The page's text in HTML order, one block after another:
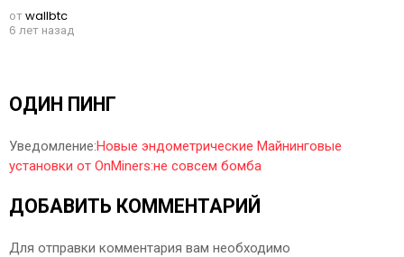
отwallbtc
6 лет назад
ОДИН ПИНГ
Уведомление:Новые эндометрические Майнинговые
установки от OnMiners:не совсем бомба
ДОБАВИТЬ КОММЕНТАРИЙ
Для отправки комментария вам необходимо